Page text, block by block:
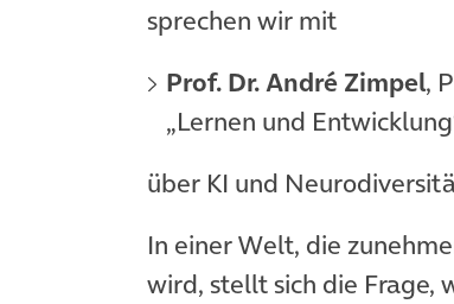
sprechen wir mit
Prof. Dr. André Zimpel,
„Lernen und
über KI und
In einer Welt, die
wird, stellt sich die Frage,